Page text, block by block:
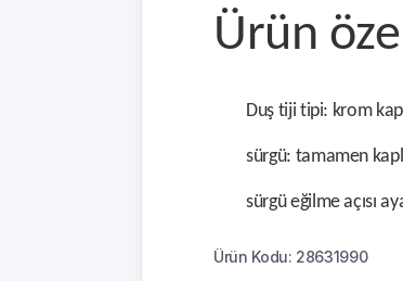
Ürün
Duş tiji tipi: krom
sürgü: tamamen
sürgü eğilme açısı
Ürün Kodu: 28631990